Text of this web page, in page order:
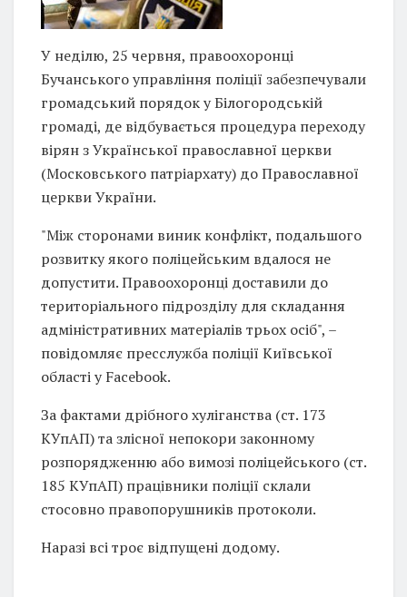
У неділю, 25 червня, правоохоронці
Бучанського управління поліції забезпечували
громадський порядок у Білогородській
громаді, де відбувається процедура переходу
вірян з Української православної церкви
(Московського патріархату) до Православної
церкви України.
"Між сторонами виник конфлікт, подальшого
розвитку якого поліцейським вдалося не
допустити. Правоохоронці доставили до
територіального підрозділу для складання
адміністративних матеріалів трьох осіб", –
повідомляє пресслужба поліції Київської
області у Facebook.
За фактами дрібного хуліганства (ст. 173
КУпАП) та злісної непокори законному
розпорядженню або вимозі поліцейського (ст.
185 КУпАП) працівники поліції склали
стосовно правопорушників протоколи.
Наразі всі троє відпущені додому.